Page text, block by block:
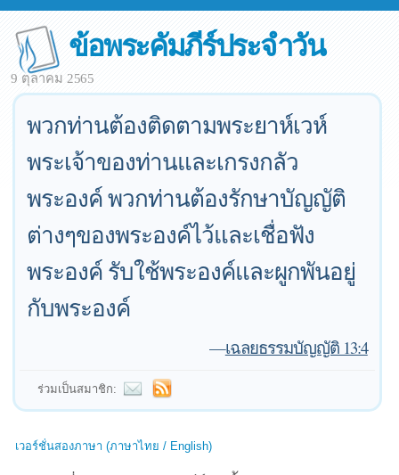
ข้อพระคัมภีร์ประจำวัน
9 ตุลาคม 2565
พวกท่านต้องติดตามพระยาห์เวห์
พระเจ้าของท่านและเกรงกลัว
พระองค์ พวกท่านต้องรักษาบัญญัติ
ต่างๆของพระองค์ไว้และเชื่อฟัง
พระองค์ รับใช้พระองค์และผูกพันอยู่
กับพระองค์
—เฉลยธรรมบัญญัติ 13:4
ร่วมเป็นสมาชิก:
เวอร์ชั่นสองภาษา (ภาษาไทย / English)